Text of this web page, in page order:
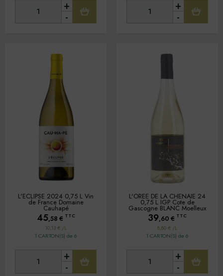
-
+
-
+
L'ECLIPSE 2024 0,75 L Vin
de France Domaine
Cauhapé
45,58 € TTC
10,13 € /L
1 CARTON(S) de 6
-
+
L'OREE DE LA CHENAIE 24
0,75 L IGP Cote de
Gascogne BLANC Moelleux
39,60 € TTC
8,80 € /L
1 CARTON(S) de 6
-
+